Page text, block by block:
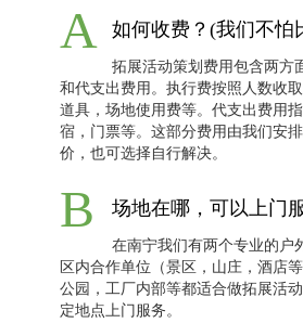
A 如何收费？(我们不怕
拓展活动策划费用包含两方
和代支出费用。执行费按照人数收
道具，场地使用费等。代支出费用
宿，门票等。这部分费用由我们安
价，也可选择自行解决。
B 场地在哪，可以上门
在南宁我们有两个专业的户
区内合作单位（景区，山庄，酒店
公园，工厂内部等都适合做拓展活
定地点上门服务。